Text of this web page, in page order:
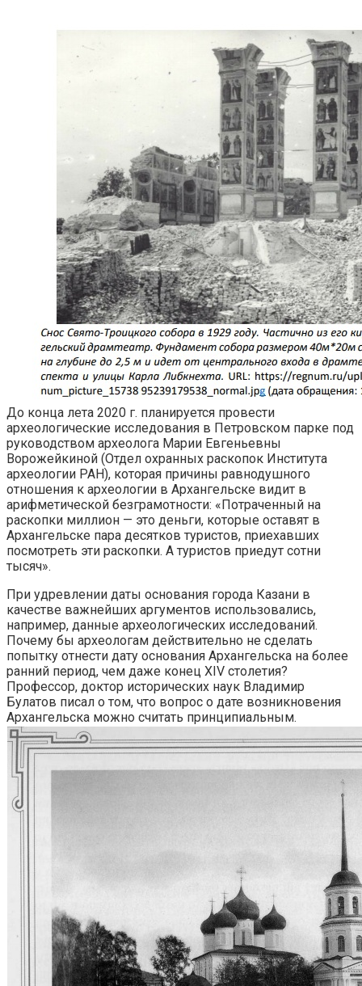
До конца лета 2020 г. планируется провести
археологические исследования в Петровском парке под
руководством археолога Марии Евгеньевны
Ворожейкиной (Отдел охранных раскопок Института
археологии РАН), которая причины равнодушного
отношения к археологии в Архангельске видит в
арифметической безграмотности: «Потраченный на
раскопки миллион — это деньги, которые оставят в
Архангельске пара десятков туристов, приехавших
посмотреть эти раскопки. А туристов приедут сотни
тысяч».
При удревлении даты основания города Казани в
качестве важнейших аргументов использовались,
например, данные археологических исследований.
Почему бы археологам действительно не сделать
попытку отнести дату основания Архангельска на более
ранний период, чем даже конец XIV столетия?
Профессор, доктор исторических наук Владимир
Булатов писал о том, что вопрос о дате возникновения
Архангельска можно считать принципиальным.